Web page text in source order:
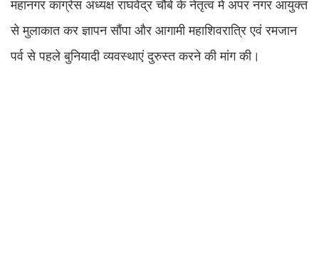
महानगर कांग्रेस अध्यक्ष राघवेंद्र चौबे के नेतृत्व में अपर नगर आयुक्त
से मुलाकात कर ज्ञापन सौंपा और आगामी महाशिवरात्रि एवं रमजान
पर्व से पहले बुनियादी व्यवस्थाएं दुरुस्त करने की मांग की।